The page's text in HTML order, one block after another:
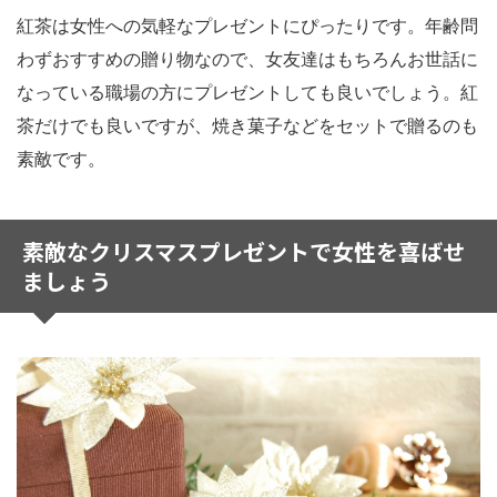
紅茶は女性への気軽なプレゼントにぴったりです。年齢問
わずおすすめの贈り物なので、女友達はもちろんお世話に
なっている職場の方にプレゼントしても良いでしょう。紅
茶だけでも良いですが、焼き菓子などをセットで贈るのも
素敵です。
素敵なクリスマスプレゼントで女性を喜ばせ
ましょう